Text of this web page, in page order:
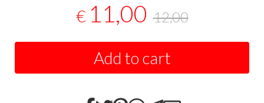
€ 11,00 12,00
Add to cart